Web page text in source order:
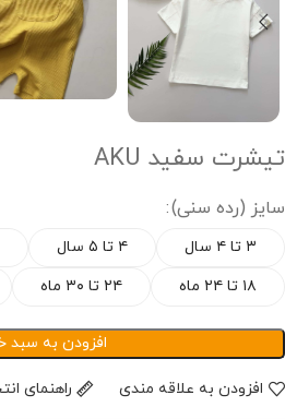
تیشرت سفید AKU
سایز (رده سنی)
۳ تا ۴ سال ۴ تا ۵ سال
۱۸ تا ۲۴ ماه
۲۴ تا ۳۰ ماه
افزودن به سبد
افزودن به علاقه مندی راهنمای